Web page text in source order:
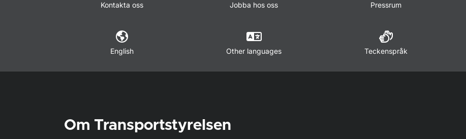
Kontakta oss Jobba hos oss Pressrum
English Other languages Teckenspråk
Om Transportstyrelsen